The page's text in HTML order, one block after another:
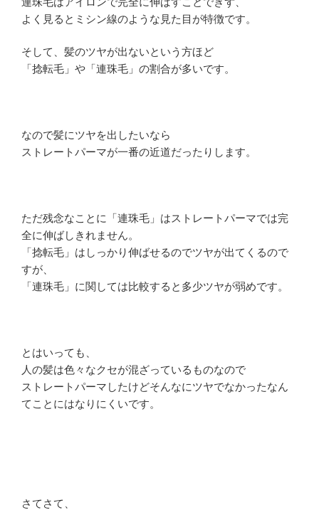
よく見るとミシン線のような見た目が特徴です。
そして、髪のツヤが出ないという方ほど
「捻転毛」や「連珠毛」の割合が多いです。
なので髪にツヤを出したいなら
ストレートパーマが一番の近道だったりします。
ただ残念なことに「連珠毛」はストレートパーマでは完
全に伸ばしきれません。
「捻転毛」はしっかり伸ばせるのでツヤが出てくるので
すが、
「連珠毛」に関しては比較すると多少ツヤが弱めです。
とはいっても、
人の髪は色々なクセが混ざっているものなので
ストレートパーマしたけどそんなにツヤでなかったなん
てことにはなりにくいです。
さてさて、